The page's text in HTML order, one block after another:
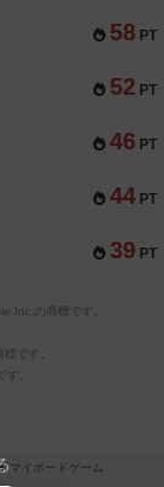
58 PT
52 PT
46 PT
44 PT
39 PT
Inc.の商標です。
です。
。
マイボードゲーム